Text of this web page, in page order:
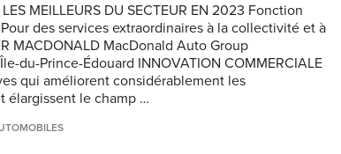
MEILLEURS DU SECTEUR EN 2023 Fonction
Pour des services extraordinaires à la collectivité et à
MACDONALD MacDonald Auto Group
du-Prince-Édouard INNOVATION COMMERCIALE
qui améliorent considérablement les
élargissent le champ …